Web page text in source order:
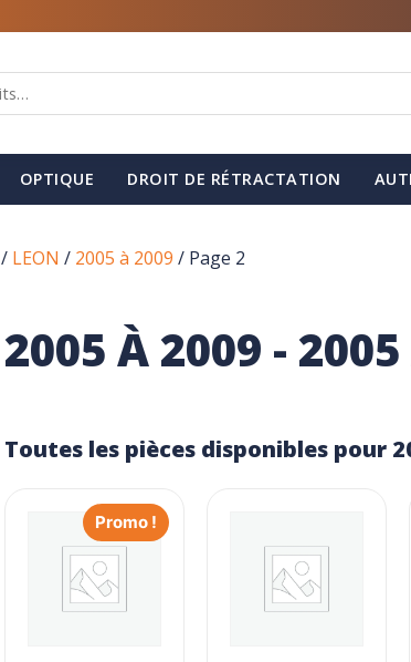
OPTIQUE DROIT DE RÉTRACTATION
/ LEON / 2005 à 2009 / Page 2
2005 À 2009 -
Toutes les pièces disponibles pour
Promo !